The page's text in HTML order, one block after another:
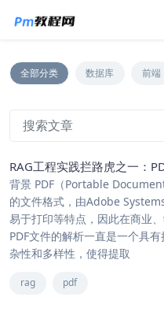
全部分类 数据库 前端
RAG工程实践拦路虎之一：
背景 PDF（Portable
的文件格式，由Adobe
易于打印等特点，因此在商业
PDF文件的解析一直是一个具
杂性和多样性，使得提取
rag pdf